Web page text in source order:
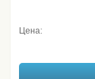
Цена: